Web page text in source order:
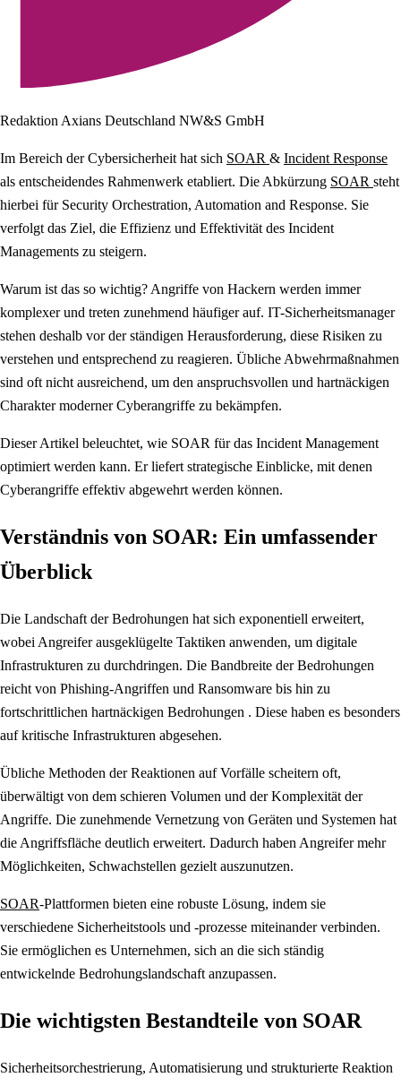
Redaktion Axians Deutschland NW&S GmbH
Im Bereich der Cybersicherheit hat sich SOAR & Incident Response
als entscheidendes Rahmenwerk etabliert. Die Abkürzung SOAR steht
hierbei für Security Orchestration, Automation and Response. Sie
verfolgt das Ziel, die Effizienz und Effektivität des Incident
Managements zu steigern.
Warum ist das so wichtig? Angriffe von Hackern werden immer
komplexer und treten zunehmend häufiger auf. IT-Sicherheitsmanager
stehen deshalb vor der ständigen Herausforderung, diese Risiken zu
verstehen und entsprechend zu reagieren. Übliche Abwehrmaßnahmen
sind oft nicht ausreichend, um den anspruchsvollen und hartnäckigen
Charakter moderner Cyberangriffe zu bekämpfen.
Dieser Artikel beleuchtet, wie SOAR für das Incident Management
optimiert werden kann. Er liefert strategische Einblicke, mit denen
Cyberangriffe effektiv abgewehrt werden können.
Verständnis von SOAR: Ein umfassender
Überblick
Die Landschaft der Bedrohungen hat sich exponentiell erweitert,
wobei Angreifer ausgeklügelte Taktiken anwenden, um digitale
Infrastrukturen zu durchdringen. Die Bandbreite der Bedrohungen
reicht von Phishing-Angriffen und Ransomware bis hin zu
fortschrittlichen hartnäckigen Bedrohungen . Diese haben es besonders
auf kritische Infrastrukturen abgesehen.
Übliche Methoden der Reaktionen auf Vorfälle scheitern oft,
überwältigt von dem schieren Volumen und der Komplexität der
Angriffe. Die zunehmende Vernetzung von Geräten und Systemen hat
die Angriffsfläche deutlich erweitert. Dadurch haben Angreifer mehr
Möglichkeiten, Schwachstellen gezielt auszunutzen.
SOAR-Plattformen bieten eine robuste Lösung, indem sie
verschiedene Sicherheitstools und -prozesse miteinander verbinden.
Sie ermöglichen es Unternehmen, sich an die sich ständig
entwickelnde Bedrohungslandschaft anzupassen.
Die wichtigsten Bestandteile von SOAR
Sicherheitsorchestrierung, Automatisierung und strukturierte Reaktion